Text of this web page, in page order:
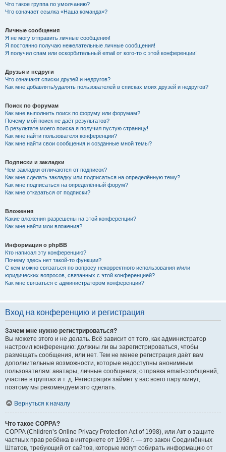
Что такое группа по умолчанию?
Что означает ссылка «Наша команда»?
Личные сообщения
Я не могу отправить личные сообщения!
Я постоянно получаю нежелательные личные сообщения!
Я получил спам или оскорбительный email от кого-то с этой конференции!
Друзья и недруги
Что означают списки друзей и недругов?
Как мне добавлять/удалять пользователей в списках моих друзей и недругов?
Поиск по форумам
Как мне выполнить поиск по форуму или форумам?
Почему мой поиск не даёт результатов?
В результате моего поиска я получил пустую страницу!
Как мне найти пользователя конференции?
Как мне найти свои сообщения и созданные мной темы?
Подписки и закладки
Чем закладки отличаются от подписок?
Как мне сделать закладку или подписаться на определённую тему?
Как мне подписаться на определённый форум?
Как мне отказаться от подписки?
Вложения
Какие вложения разрешены на этой конференции?
Как мне найти мои вложения?
Информация о phpBB
Кто написал эту конференцию?
Почему здесь нет такой-то функции?
С кем можно связаться по вопросу некорректного использования и/или
юридических вопросов, связанных с этой конференцией?
Как мне связаться с администратором конференции?
Вход на конференцию и регистрация
Зачем мне нужно регистрироваться?
Вы можете этого и не делать. Всё зависит от того, как администратор
настроил конференцию: должны ли вы зарегистрироваться, чтобы
размещать сообщения, или нет. Тем не менее регистрация даёт вам
дополнительные возможности, которые недоступны анонимным
пользователям: аватары, личные сообщения, отправка email-сообщений,
участие в группах и т. д. Регистрация займёт у вас всего пару минут,
поэтому мы рекомендуем это сделать.
Вернуться к началу
Что такое COPPA?
COPPA (Children’s Online Privacy Protection Act of 1998), или Акт о защите
частных прав ребёнка в интернете от 1998 г. — это закон Соединённых
Штатов, требующий от сайтов, которые могут собирать информацию от